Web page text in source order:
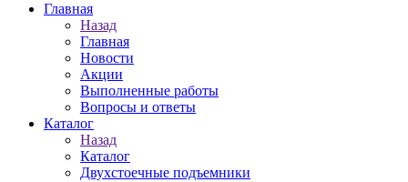
Главная
Назад
Главная
Новости
Акции
Выполненные работы
Вопросы и ответы
Каталог
Назад
Каталог
Двухстоечные подъемники